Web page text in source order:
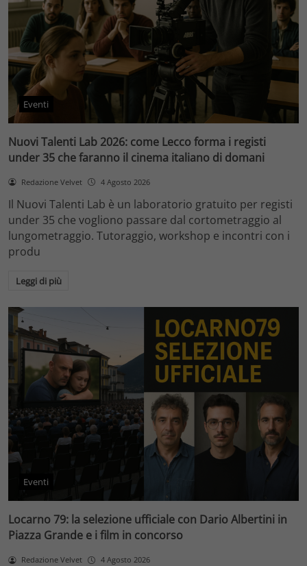
Eventi
Nuovi Talenti Lab 2026: come Lecco forma i registi
under 35 che faranno il cinema italiano di domani
Redazione Velvet 4 Agosto 2026
Il Nuovi Talenti Lab è un laboratorio gratuito per registi
under 35 che vogliono passare dal cortometraggio al
lungometraggio. Tutoraggio, workshop e incontri con i
produ
Leggi di più
Eventi
Locarno 79: la selezione ufficiale con Dario Albertini in
Piazza Grande e i film in concorso
Redazione Velvet 4 Agosto 2026